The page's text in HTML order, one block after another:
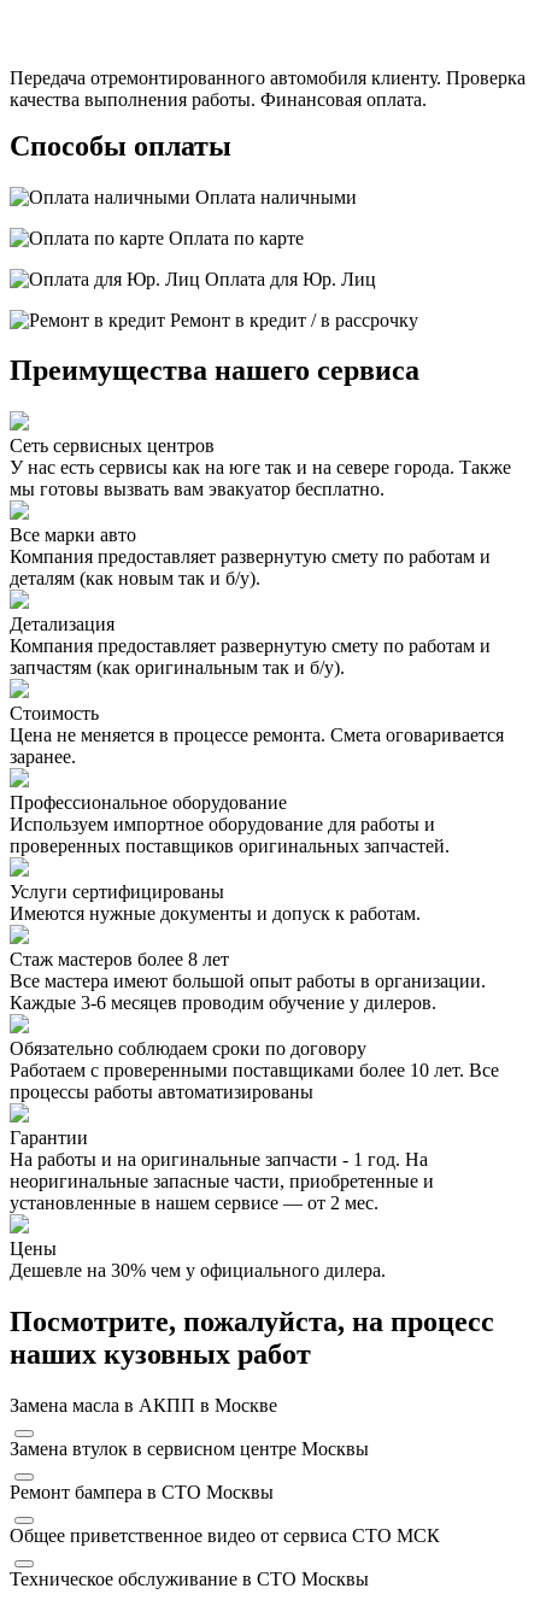
Передача отремонтированного автомобиля клиенту. Проверка
качества выполнения работы. Финансовая оплата.
Способы оплаты
Оплата наличными
Оплата по карте
Оплата для Юр. Лиц
Ремонт в кредит / в рассрочку
Преимущества нашего сервиса
Сеть сервисных центров
У нас есть сервисы как на юге так и на севере города. Также
мы готовы вызвать вам эвакуатор бесплатно.
Все марки авто
Компания предоставляет развернутую смету по работам и
деталям (как новым так и б/у).
Детализация
Компания предоставляет развернутую смету по работам и
запчастям (как оригинальным так и б/у).
Стоимость
Цена не меняется в процессе ремонта. Смета оговаривается
заранее.
Профессиональное оборудование
Используем импортное оборудование для работы и
проверенных поставщиков оригинальных запчастей.
Услуги сертифицированы
Имеются нужные документы и допуск к работам.
Стаж мастеров более 8 лет
Все мастера имеют большой опыт работы в организации.
Каждые 3-6 месяцев проводим обучение у дилеров.
Обязательно соблюдаем сроки по договору
Работаем с проверенными поставщиками более 10 лет. Все
процессы работы автоматизированы
Гарантии
На работы и на оригинальные запчасти - 1 год. На
неоригинальные запасные части, приобретенные и
установленные в нашем сервисе — от 2 мес.
Цены
Дешевле на 30% чем у официального дилера.
Посмотрите, пожалуйста, на процесс
наших кузовных работ
Замена масла в АКПП в Москве
Замена втулок в сервисном центре Москвы
Ремонт бампера в СТО Москвы
Общее приветственное видео от сервиса СТО МСК
Техническое обслуживание в СТО Москвы